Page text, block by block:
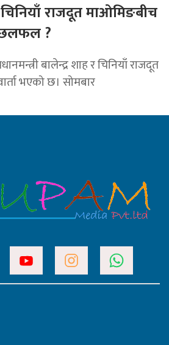
चिनियाँ राजदूत माओमिङबीच
छलफल ?
बालेन्द्र शाह र चिनियाँ राजदूत
भएको छ। सोमबार